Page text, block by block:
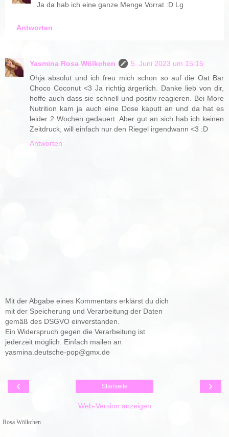
Ja da hab ich eine ganze Menge Vorrat :D Lg
Antworten
Yasmina Rosa Wölkchen
5. Juni 2023 um 15:15
Ohja absolut und ich freu mich schon so auf die Oat Bar
Choco Coconut <3 Ja richtig ärgerlich. Danke lieb von dir,
hoffe auch dass sie schnell und positiv reagieren. Bei More
Nutrition kam ja auch eine Dose kaputt an und da hat es
leider 2 Wochen gedauert. Aber gut an sich hab ich keinen
Zeitdruck, will einfach nur den Riegel irgendwann <3 :D
Antworten
Mit der Abgabe eines Kommentars erklärst du dich
mit der Speicherung und Verarbeitung der Daten
gemäß des DSGVO einverstanden.
Ein Widerspruch gegen die Verarbeitung ist
jederzeit möglich. Einfach mailen an
yasmina.deutsche-pop@gmx.de
‹ ›
Startseite
Web-Version anzeigen
Rosa Wölkchen